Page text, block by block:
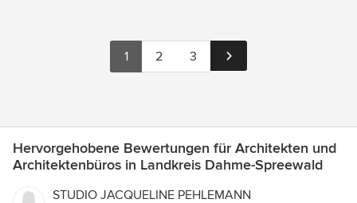
1 2 3
Hervorgehobene Bewertungen für Architekten und
Architektenbüros in Landkreis Dahme-Spreewald
STUDIO JACQUELINE PEHLEMANN